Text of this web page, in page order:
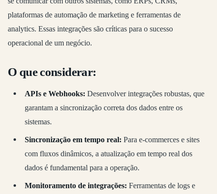
plataformas de automação de marketing e ferramentas de
analytics. Essas integrações são críticas para o sucesso
operacional de um negócio.
O que considerar:
APIs e Webhooks: Desenvolver integrações robustas, que
garantam a sincronização correta dos dados entre os
sistemas.
Sincronização em tempo real: Para e-commerces e sites
com fluxos dinâmicos, a atualização em tempo real dos
dados é fundamental para a operação.
Monitoramento de integrações: Ferramentas de logs e